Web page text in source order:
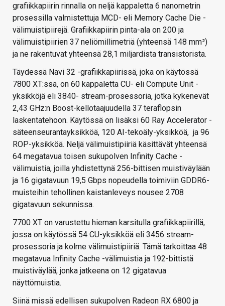
grafiikkapiirin rinnalla on neljä kappaletta 6 nanometrin
prosessilla valmistettuja MCD- eli Memory Cache Die -
välimuistipiirejä. Grafiikkapiirin pinta-ala on 200 ja
välimuistipiirien 37 neliömillimetriä (yhteensä 148 mm²)
ja ne rakentuvat yhteensä 28,1 miljardista transistorista.
Täydessä Navi 32 -grafiikkapiirissä, joka on käytössä
7800 XT:ssä, on 60 kappaletta CU- eli Compute Unit -
yksikköjä eli 3840- stream-prosessoria, jotka kykenevät
2,43 GHz:n Boost-kellotaajuudella 37 teraflopsin
laskentatehoon. Käytössä on lisäksi 60 Ray Accelerator -
säteenseurantayksikköä, 120 AI-tekoäly-yksikköä, ja 96
ROP-yksikköä. Neljä välimuistipiiriä käsittävät yhteensä
64 megatavua toisen sukupolven Infinity Cache -
välimuistia, joilla yhdistettynä 256-bittisen muistiväylään
ja 16 gigatavuun 19,5 Gbps nopeudella toimiviin GDDR6-
muisteihin tehollinen kaistanleveys nousee 2708
gigatavuun sekunnissa.
7700 XT on varustettu hieman karsitulla grafiikkapiirillä,
jossa on käytössä 54 CU-yksikköä eli 3456 stream-
prosessoria ja kolme välimuistipiiriä. Tämä tarkoittaa 48
megatavua Infinity Cache -välimuistia ja 192-bittistä
muistiväylää, jonka jatkeena on 12 gigatavua
näyttömuistia.
Siinä missä edellisen sukupolven Radeon RX 6800 ja